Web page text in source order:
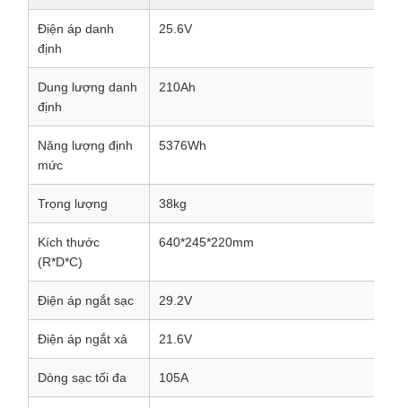
Điện áp danh
định
25.6V
Dung lượng danh
định
210Ah
Năng lượng định
mức
5376Wh
Trọng lượng 38kg
Kích thước
(R*D*C)
640*245*220mm
Điện áp ngắt sạc 29.2V
Điện áp ngắt xả 21.6V
Dòng sạc tối đa 105A